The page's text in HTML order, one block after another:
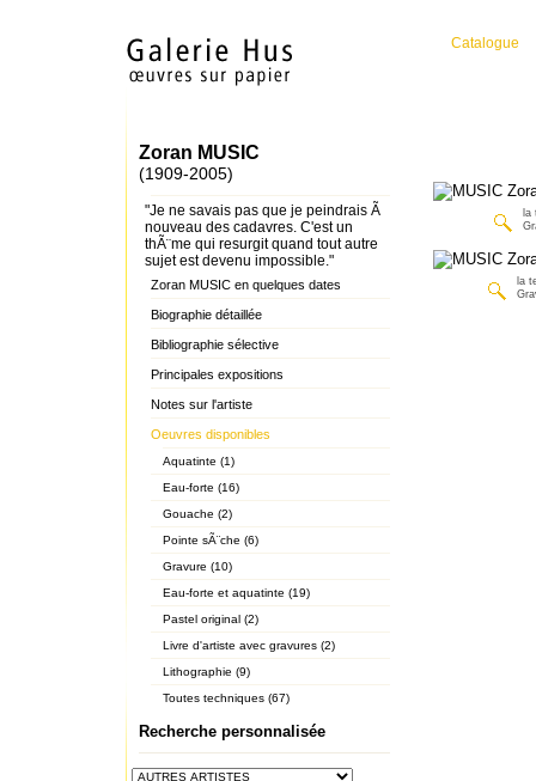
Catalogue
Zoran MUSIC
(1909-2005)
"Je ne savais pas que je peindrais Ã
nouveau des cadavres. C'est un
thÃ¨me qui resurgit quand tout autre
sujet est devenu impossible."
Zoran MUSIC en quelques dates
Biographie détaillée
Bibliographie sélective
Principales expositions
Notes sur l'artiste
Oeuvres disponibles
Aquatinte (1)
Eau-forte (16)
Gouache (2)
Pointe sÃ¨che (6)
Gravure (10)
Eau-forte et aquatinte (19)
Pastel original (2)
Livre d'artiste avec gravures (2)
Lithographie (9)
Toutes techniques (67)
Recherche personnalisée
la
la